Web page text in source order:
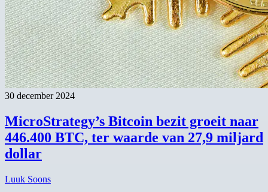
30 december 2024
MicroStrategy’s Bitcoin bezit groeit naar
446.400 BTC, ter waarde van 27,9 miljard
dollar
Luuk Soons